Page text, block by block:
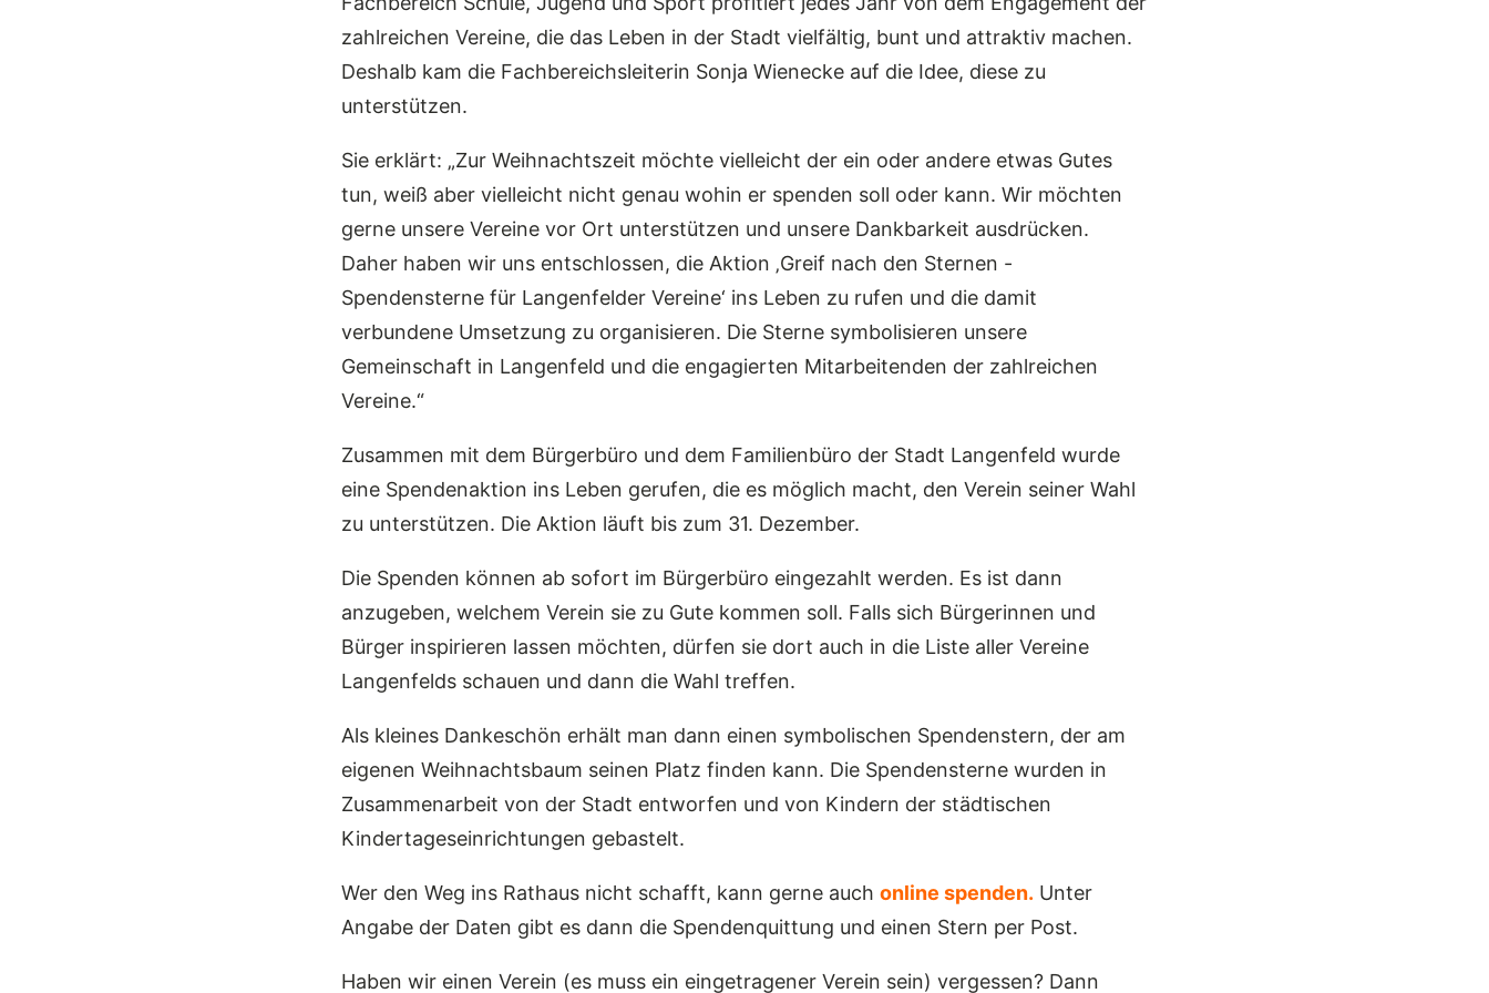
zahlreichen Vereine, die das Leben in der Stadt vielfältig, bunt und attraktiv machen.
Deshalb kam die Fachbereichsleiterin Sonja Wienecke auf die Idee, diese zu
unterstützen.
Sie erklärt: „Zur Weihnachtszeit möchte vielleicht der ein oder andere etwas Gutes
tun, weiß aber vielleicht nicht genau wohin er spenden soll oder kann. Wir möchten
gerne unsere Vereine vor Ort unterstützen und unsere Dankbarkeit ausdrücken.
Daher haben wir uns entschlossen, die Aktion ‚Greif nach den Sternen -
Spendensterne für Langenfelder Vereine‘ ins Leben zu rufen und die damit
verbundene Umsetzung zu organisieren. Die Sterne symbolisieren unsere
Gemeinschaft in Langenfeld und die engagierten Mitarbeitenden der zahlreichen
Vereine.“
Zusammen mit dem Bürgerbüro und dem Familienbüro der Stadt Langenfeld wurde
eine Spendenaktion ins Leben gerufen, die es möglich macht, den Verein seiner Wahl
zu unterstützen. Die Aktion läuft bis zum 31. Dezember.
Die Spenden können ab sofort im Bürgerbüro eingezahlt werden. Es ist dann
anzugeben, welchem Verein sie zu Gute kommen soll. Falls sich Bürgerinnen und
Bürger inspirieren lassen möchten, dürfen sie dort auch in die Liste aller Vereine
Langenfelds schauen und dann die Wahl treffen.
Als kleines Dankeschön erhält man dann einen symbolischen Spendenstern, der am
eigenen Weihnachtsbaum seinen Platz finden kann. Die Spendensterne wurden in
Zusammenarbeit von der Stadt entworfen und von Kindern der städtischen
Kindertageseinrichtungen gebastelt.
Wer den Weg ins Rathaus nicht schafft, kann gerne auch online spenden. Unter
Angabe der Daten gibt es dann die Spendenquittung und einen Stern per Post.
Haben wir einen Verein (es muss ein eingetragener Verein sein) vergessen? Dann